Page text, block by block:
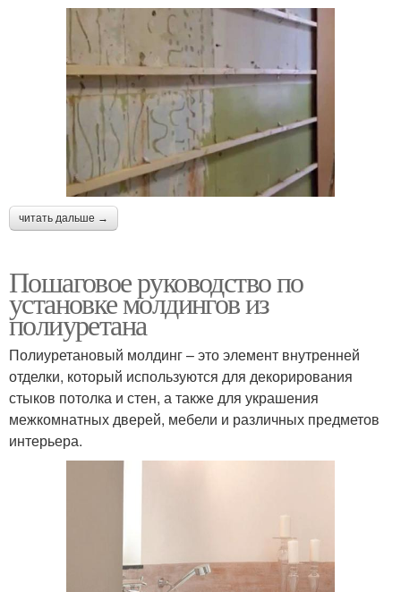
читать дальше →
Пошаговое руководство по
установке молдингов из
полиуретана
Полиуретановый молдинг – это элемент внутренней
отделки, который используются для декорирования
стыков потолка и стен, а также для украшения
межкомнатных дверей, мебели и различных предметов
интерьера.